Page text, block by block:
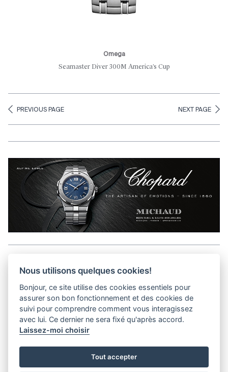
Omega
Seamaster Diver 300M America’s Cup
PREVIOUS PAGE NEXT PAGE
Media Kit
Privacy Policy
Pl. de la Palud 23
Tel : +41 (21) 312 41 41
Nous utilisons quelques cookies!
Bonjour, ce site utilise des cookies essentiels pour
assurer son bon fonctionnement et des cookies de
suivi pour comprendre comment vous interagissez
avec lui. Ce dernier ne sera fixé qu'après accord.
Laissez-moi choisir
Tout accepter